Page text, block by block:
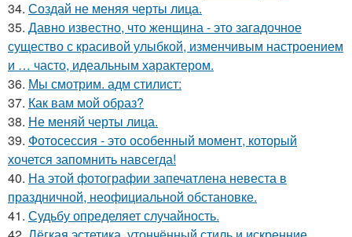
34. Создай не меняя черты лица.
35. Давно известно, что женщина - это загадочное
существо с красивой улыбкой, изменчивым настроением
и … часто, идеальным характером.
36. Мы смотрим. адм стилист:
37. Как вам мой образ?
38. Не меняй черты лица.
39. Фотосессия - это особенный момент, который
хочется запомнить навсегда!
40. На этой фотографии запечатлена невеста в
праздничной, неофициальной обстановке.
41. Судьбу определяет случайность.